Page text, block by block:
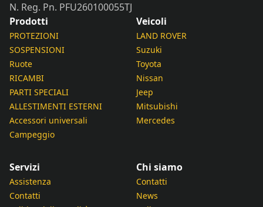
N. Reg. Pn. PFU260100055TJ
Prodotti
PROTEZIONI
SOSPENSIONI
Ruote
RICAMBI
PARTI SPECIALI
ALLESTIMENTI ESTERNI
Accessori universali
Campeggio
Veicoli
LAND ROVER
Suzuki
Toyota
Nissan
Jeep
Mitsubishi
Mercedes
Servizi
Assistenza
Contatti
Chi siamo
Contatti
News